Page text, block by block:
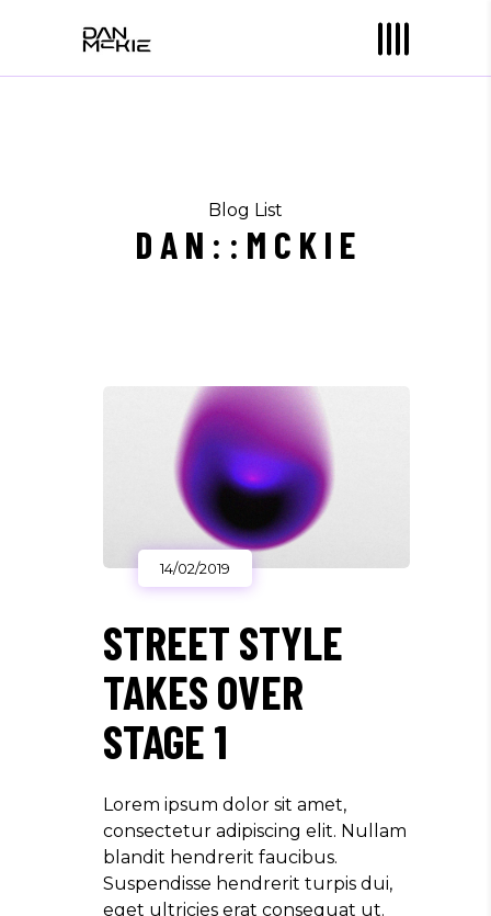
Blog List
D A N : : M C K I E
14/02/2019
STREET STYLE
TAKES OVER
STAGE 1
Lorem ipsum dolor sit amet,
consectetur adipiscing elit. Nullam
blandit hendrerit faucibus.
Suspendisse hendrerit turpis dui,
eget ultricies erat consequat ut.